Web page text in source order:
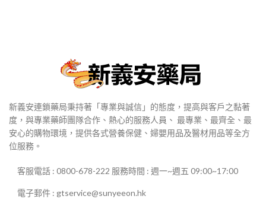
新義安連鎖藥局秉持著「專業與誠信」的態度，提高與客戶之黏著
度，與專業藥師團隊合作、熱心的服務人員、 最專業、最齊全、最
安心的購物環境，提供各式營養保健、婦嬰用品及醫材用品等全方
位服務。
客服電話 : 0800-678-222 服務時間 : 週一~週五 09:00~17:00
電子郵件 : gtservice@sunyeeon.hk